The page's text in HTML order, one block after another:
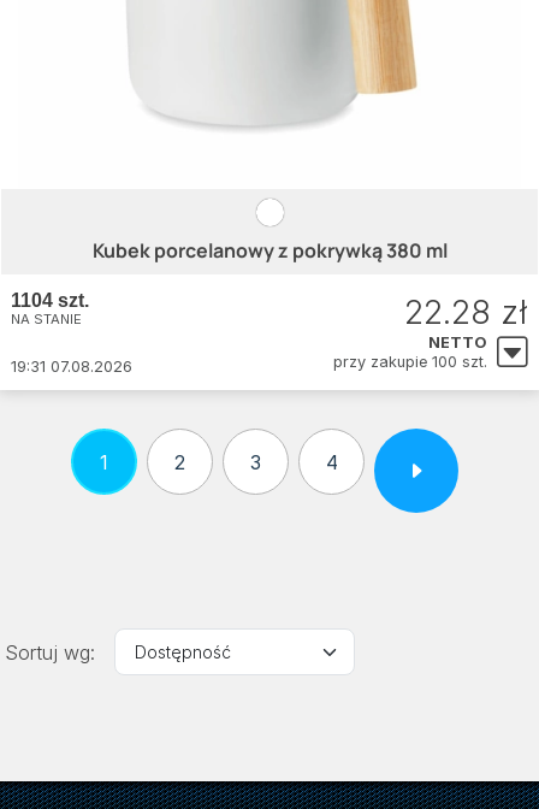
Kubek porcelanowy z pokrywką 380 ml
1104 szt.
NA STANIE
19:31 07.08.2026
22.28 zł
NETTO
przy zakupie 100 szt.
1 2 3 4
Sortuj wg: